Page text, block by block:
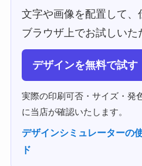
文字や画像を配置して、
ブラウザ上でお試しいた
デザインを無料で試す
実際の印刷可否・サイズ・発
に当店が確認いたします。
デザインシミュレーターの
ド